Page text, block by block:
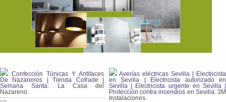
Confección Túnicas Y Antifaces
De Nazarenos | Tienda Cofrade |
Semana Santa: La Casa del
Nazareno.
Averías eléctricas Sevilla | Electricista
en Sevilla | Electricista autorizado en
Sevilla | Electricista urgente en Sevilla |
Protección contra incendios en Sevilla:3M
Instalaciones.